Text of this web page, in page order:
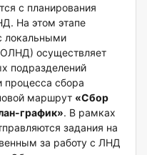
с планирования
На этом этапе
локальными
осуществляет
подразделений
процесса сбора
маршрут «Сбор
график». В рамках
задания на
за работу с ЛНД